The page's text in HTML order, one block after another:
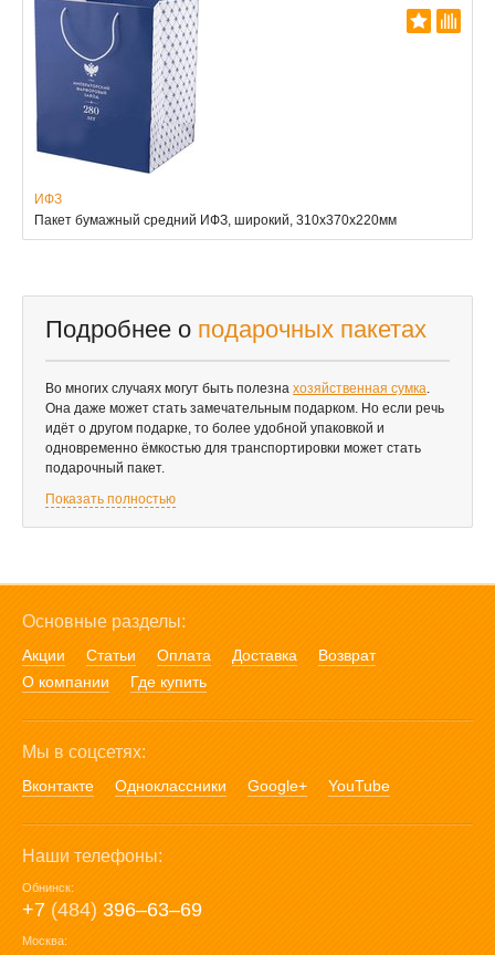
ИФЗ
Пакет бумажный средний ИФЗ, широкий, 310х370х220мм
Подробнее о подарочных пакетах
Во многих случаях могут быть полезна хозяйственная сумка.
Она даже может стать замечательным подарком. Но если речь
идёт о другом подарке, то более удобной упаковкой и
одновременно ёмкостью для транспортировки может стать
подарочный пакет.
Показать полностью
Основные разделы:
Акции Статьи Оплата Доставка
Возврат
О компании
Где купить
Мы в соцсетях:
Вконтакте Одноклассники Google+ YouTube
Наши телефоны:
Обнинск:
+7 (484) 396‒63‒69
Москва: